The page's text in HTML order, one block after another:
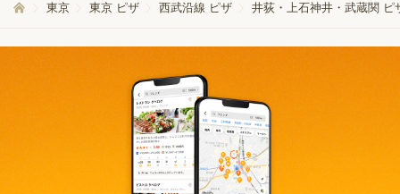
東京 東京 ピザ 西武沿線 ピザ 井荻・上石神井・武蔵関 ピ